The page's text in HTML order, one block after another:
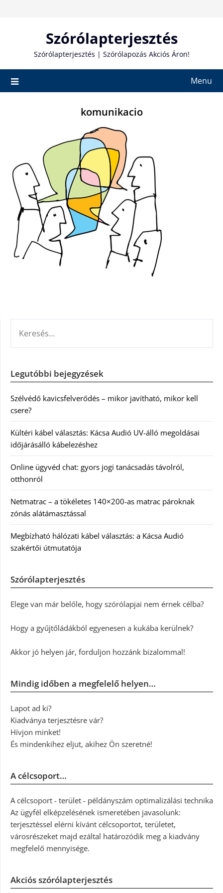
Szórólapterjesztés
Szórólapterjesztés | Szórólapozás Akciós Áron!
Menu
komunikacio
Legutóbbi bejegyzések
Szélvédő kavicsfelverődés – mikor javítható, mikor kell
csere?
Kültéri kábel választás: Kácsa Audió UV-álló megoldásai
időjárásálló kábelezéshez
Online ügyvéd chat: gyors jogi tanácsadás távolról,
otthonról
Netmatrac – a tökéletes 140×200-as matrac pároknak
zónás alátámasztással
Megbízható hálózati kábel választás: a Kácsa Audió
szakértői útmutatója
Szórólapterjesztés
Elege van már belőle, hogy szórólapjai nem érnek célba?
Hogy a gyűjtőládákból egyenesen a kukába kerülnek?
Akkor jó helyen jár, forduljon hozzánk bizalommal!
Mindig időben a megfelelő helyen…
Lapot ad ki?
Kiadványa terjesztésre vár?
Hívjon minket!
És mindenkihez eljut, akihez Ön szeretné!
A célcsoport…
A célcsoport - terület - példányszám optimalizálási technika
Az ügyfél elképzelésének ismeretében javasolunk:
terjesztéssel elérni kívánt célcsoportot, területet,
városrészeket majd ezáltal határozódik meg a kiadvány
megfelelő mennyisége.
Akciós szórólapterjesztés